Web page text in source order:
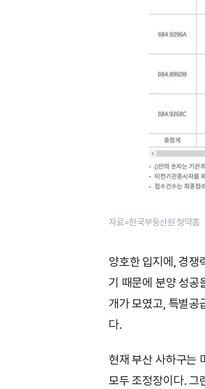
자료=한국부동산원 청약홈
양호한 입지에, 경쟁
기 때문에 분양 성공
개가 모였고, 특별
다.
현재 부산 사하구는
모두 조정장이다. 그